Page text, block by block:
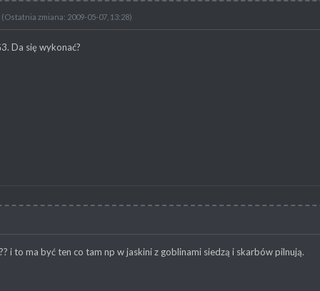
(Ostatnia zmiana: 2009-05-07, 13:28)
Da się wykonać?
i to ma być ten co tam np w jaskini z goblinami siedzą i skarbów pilnują.